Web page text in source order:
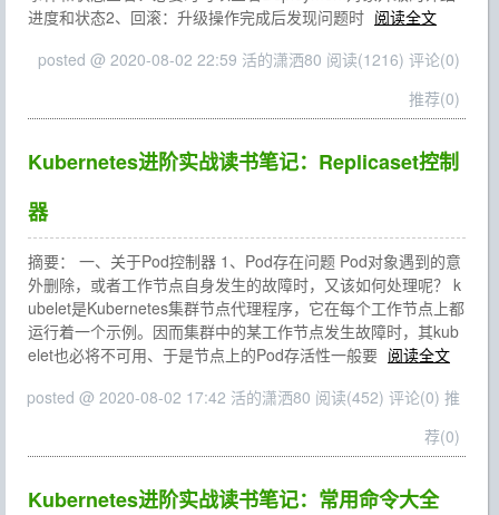
进度和状态2、回滚：升级操作完成后发现问题时 阅读全文
posted @ 2020-08-02 22:59 活的潇洒80 阅读(1216) 评论(0)
推荐(0)
Kubernetes进阶实战读书笔记：Replicaset控制
器
摘要： 一、关于Pod控制器 1、Pod存在问题 Pod对象遇到的意
外删除，或者工作节点自身发生的故障时，又该如何处理呢？ k
ubelet是Kubernetes集群节点代理程序，它在每个工作节点上都
运行着一个示例。因而集群中的某工作节点发生故障时，其kub
elet也必将不可用、于是节点上的Pod存活性一般要 阅读全文
posted @ 2020-08-02 17:42 活的潇洒80 阅读(452) 评论(0) 推
荐(0)
Kubernetes进阶实战读书笔记：常用命令大全